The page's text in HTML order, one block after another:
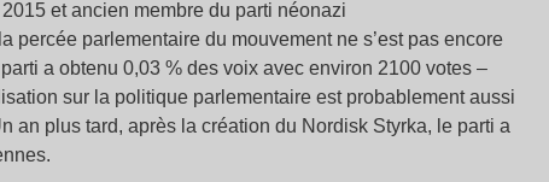
et ancien membre du parti néonazi
parlementaire du mouvement ne s’est pas encore
a obtenu 0,03 % des voix avec environ 2100 votes –
sur la politique parlementaire est probablement aussi
an plus tard, après la création du Nordisk Styrka, le parti a